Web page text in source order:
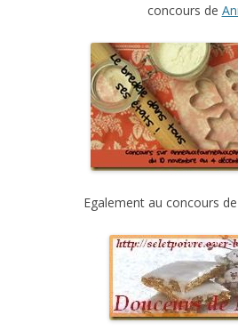
concours de
Egalement au concours de